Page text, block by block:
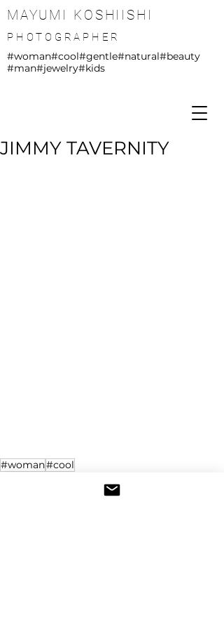
MAYUMI KOSHIISHI
PHOTOGRAPHER
#woman#cool#gentle#natural#beauty
#man#jewelry#kids
JIMMY TAVERNITY
#woman#cool